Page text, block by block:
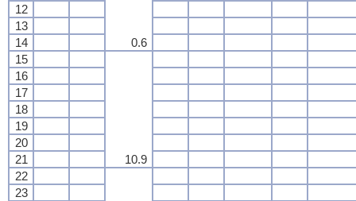
0.6
12
13
14
15
10.9
16
17
18
19
20
21
22
23